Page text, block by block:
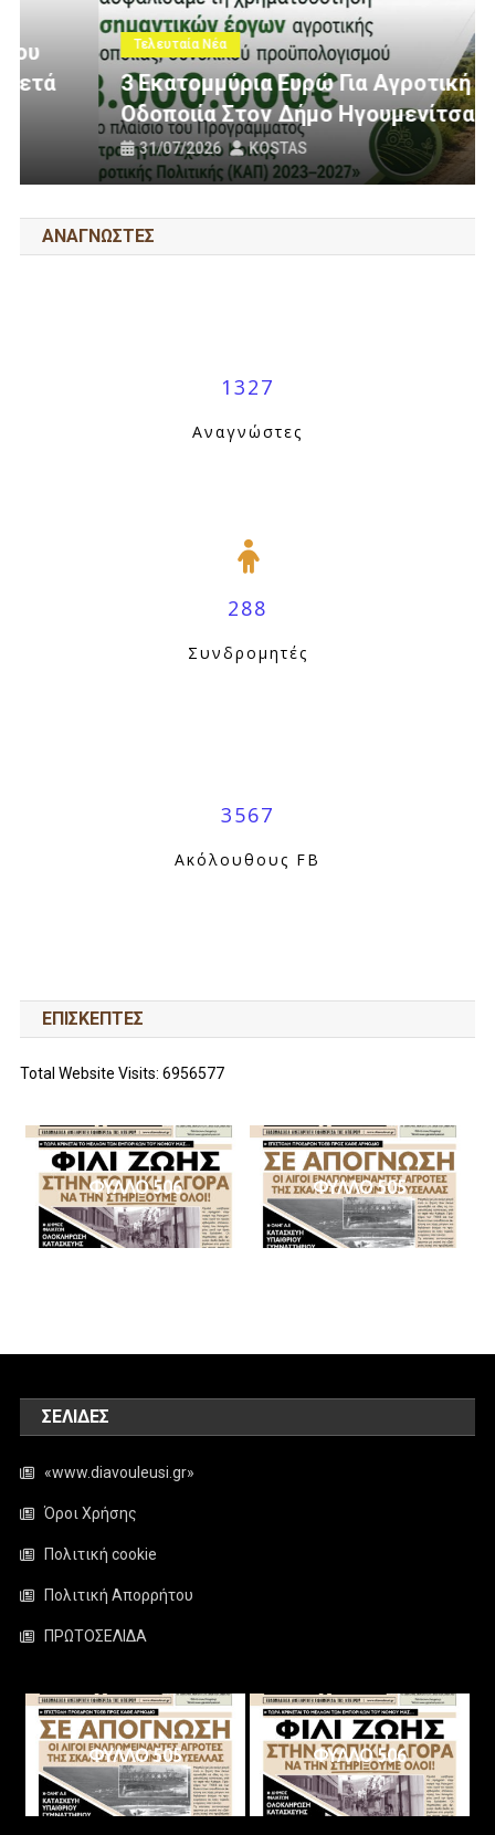
Τελευταία Νέα
3 Εκατομμύρια Ευρώ Για Αγροτική
Οδοποιία Στον Δήμο Ηγουμενίτσας
31/07/2026 KOSTAS
ΑΝΑΓΝΩΣΤΕΣ
1327
Αναγνώστες
288
Συνδρομητές
3567
Ακόλουθους FB
ΕΠΙΣΚΕΠΤΕΣ
Total Website Visits: 6956577
ΦΥΛΛΟ 506 ΦΥΛΛΟ 505
ΣΕΛΊΔΕΣ
«www.diavouleusi.gr»
Όροι Χρήσης
Πολιτική cookie
Πολιτική Απορρήτου
ΠΡΩΤΟΣΕΛΙΔΑ
ΦΥΛΛΟ 505 ΦΥΛΛΟ 506